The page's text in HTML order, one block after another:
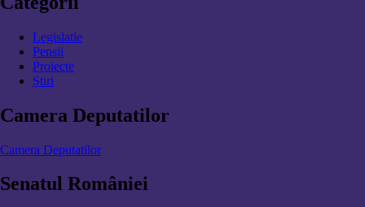
Legislatie
Pensii
Proiecte
Știri
Camera Deputatilor
Camera Deputatilor
Senatul României